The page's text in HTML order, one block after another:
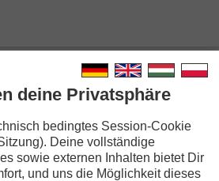
SYSTEM
System
Shallow | mit Silikondichtung
deine Privatsphäre
bedingtes Session-Cookie
Deine vollständige
sowie externen Inhalten bietet Dir
und uns die Möglichkeit dieses